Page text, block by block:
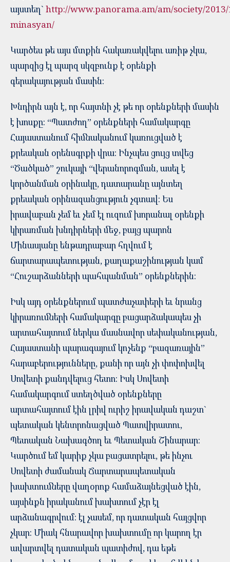
այստեղ` http://www.panorama.am/am/society/
minasyan/
Կարծես թե այս մտքին հակառակվելու առիթ չկա,
պարզից էլ պարզ սկզբունք է օրենքի
գերակայության մասին:
Խնդիրն այն է, որ հայտնի չէ թե որ օրենքների մասին
է խոսքը: “Պատժող” օրենքների համակարգը
Հայաստանում հիմնականում կառուցված է
քրեական օրենսգրքի վրա: Ինչպես ցույց տվեց
“Ծածկած” շուկայի “վերանորոգման, ասել է
կործանման օրինակը, դատարանը այնտեղ
քրեական օրինազանցություն չգտավ: Ես
իրավաբան չեմ եւ չեմ էլ ուզում խորանալ օրենքի
կիրառման խնդիրների մեջ, բայց պարոն
Մինասյանը ենթադրաբար հղվում է
ճարտարապետության, քաղաքաշինության կամ
“Հուշարձանների պահպանման” օրենքներին:
Իսկ այդ օրենքներում պատժաչափերի եւ նրանց
կիրառումների համակարգը բացարձակապես չի
արտահայտում ներկա մասնավոր սեփականության,
Հայաստանի պարագայում կոչենք “բազառային”
հարաբերությունները, քանի որ այն չի փոփոխվել
Սովետի քանդվելուց հետո: Իսկ Սովետի
համակարգում ստեղծված օրենքները
արտահայտում էին լրիվ ուրիշ իրավական դաշտ`
պետական կենտրոնացված Պատվիրատու,
Պետական Նախագծող եւ Պետական Շինարար:
Կարծում եմ կարիք չկա բացատրելու, թե ինչու
Սովետի ժամանակ Ճարտարապետական
խախտումները վաղօրոք համաձայնեցված էին,
այսինքն իրականում խախտում չէր էլ
արձանագրվում: էլ չասեմ, որ դատական հայցվոր
չկար: Միակ հնարավոր խախտումը որ կարող էր
ավարտվել դատական պատիժով, դա եթե